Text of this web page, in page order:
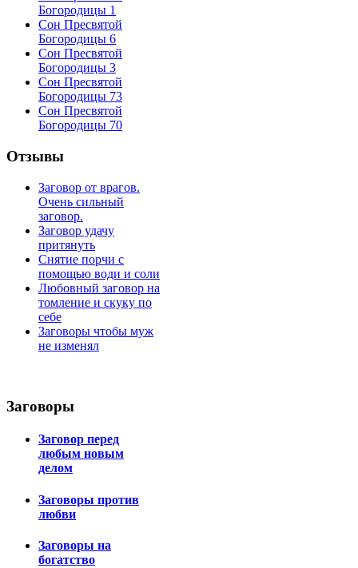
Богородицы 1
Сон Пресвятой
Богородицы 6
Сон Пресвятой
Богородицы 3
Сон Пресвятой
Богородицы 73
Сон Пресвятой
Богородицы 70
Отзывы
Заговор от врагов.
Очень сильный
заговор.
Заговор удачу
притянуть
Снятие порчи с
помощью води и соли
Любовный заговор на
томление и скуку по
себе
Заговоры чтобы муж
не изменял
Заговоры
Заговор перед
любым новым
делом
Заговоры против
любви
Заговоры на
богатство